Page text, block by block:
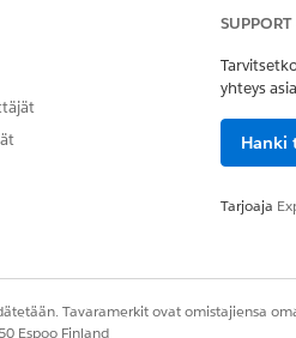
kuten
perusteella.
Toteuta kohdennettuja
tyytyväisyyttä.
trendejä tunnistaaksesi
käsittelyaika (AHT) ja
tai negatiiviselle palautteelle.
SUPPORT
yhteys
Hanki
Tarjoaja
Tavaramerkit ovat omistajiensa
Espoo Finland